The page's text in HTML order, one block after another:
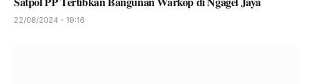
22/08/2024 - 19:16